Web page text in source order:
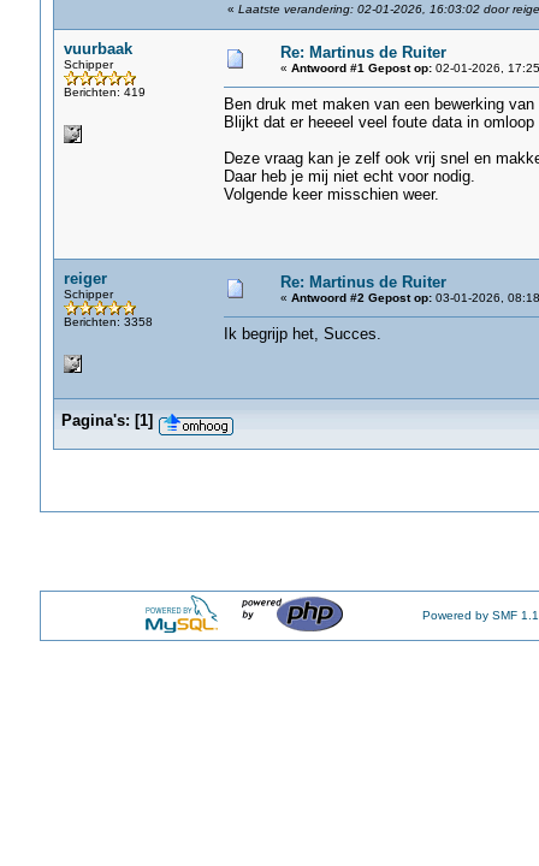
« Laatste verandering: 02-01-2026, 16:03:02 door
vuurbaak
Schipper
Berichten: 419
Re: Martinus de Ruiter
« Antwoord #1 Gepost op:02-01-2026,
Ben druk met maken van een bewerking
Blijkt dat er heeeel veel foute data in omloop
Deze vraag kan je zelf ook vrij snel en
Daar heb je mij niet echt voor nodig.
Volgende keer misschien weer.
reiger
Schipper
Berichten: 3358
Re: Martinus de Ruiter
« Antwoord #2 Gepost op:03-01-2026,
Ik begrijp het, Succes.
Pagina's: [1]
Powered by SMF